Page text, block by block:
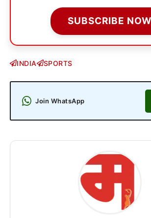
SUBSCRIBE NOW
INDIA SPORTS
Join WhatsApp